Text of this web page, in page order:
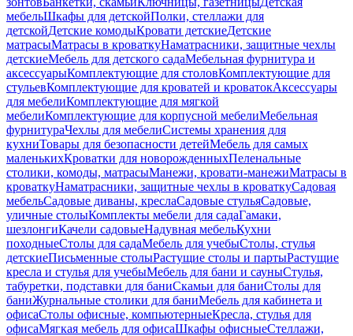
мебельШкафы для детскойПолки, стеллажи для
детскойДетские комодыКровати детскиеДетские
матрасыМатрасы в кроваткуНаматрасники, защитные чехлы
детскиеМебель для детского садаМебельная фурнитура и
аксессуарыКомплектующие для столовКомплектующие для
стульевКомплектующие для кроватей и кроватокАксессуары
для мебелиКомплектующие для мягкой
мебелиКомплектующие для корпусной мебелиМебельная
фурнитураЧехлы для мебелиСистемы хранения для
кухниТовары для безопасности детейМебель для самых
маленькихКроватки для новорожденныхПеленальные
столики, комоды, матрасыМанежи, кровати-манежиМатрасы в
кроваткуНаматрасники, защитные чехлы в кроваткуСадовая
мебельСадовые диваны, креслаСадовые стульяСадовые,
уличные столыКомплекты мебели для садаГамаки,
шезлонгиКачели садовыеНадувная мебельКухни
походныеСтолы для садаМебель для учебыСтолы, стулья
детскиеПисьменные столыРастущие столы и партыРастущие
кресла и стулья для учебыМебель для бани и сауныСтулья,
табуретки, подставки для баниСкамьи для баниСтолы для
баниЖурнальные столики для баниМебель для кабинета и
офисаСтолы офисные, компьютерныеКресла, стулья для
офисаМягкая мебель для офисаШкафы офисныеСтеллажи,